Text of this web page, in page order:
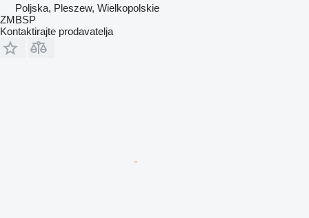
Poljska, Pleszew, Wielkopolskie
ZMBSP
Kontaktirajte prodavatelja